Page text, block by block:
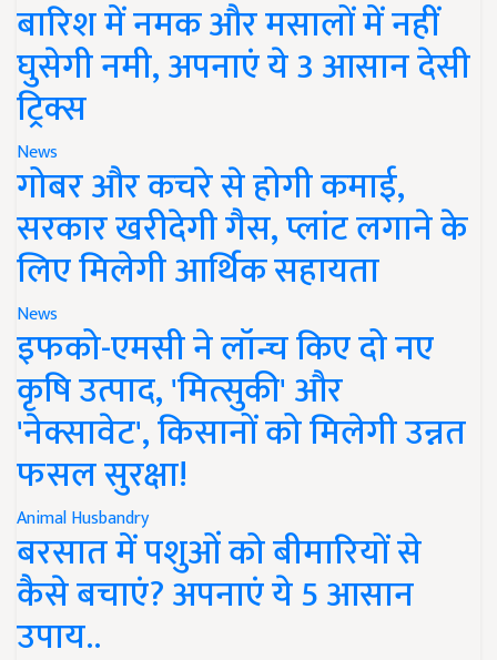
बारिश में नमक और मसालों में नहीं
घुसेगी नमी, अपनाएं ये 3 आसान देसी
ट्रिक्स
News
गोबर और कचरे से होगी कमाई,
सरकार खरीदेगी गैस, प्लांट लगाने के
लिए मिलेगी आर्थिक सहायता
News
इफको-एमसी ने लॉन्च किए दो नए
कृषि उत्पाद, 'मित्सुकी' और
'नेक्सावेट', किसानों को मिलेगी उन्नत
फसल सुरक्षा!
Animal Husbandry
बरसात में पशुओं को बीमारियों से
कैसे बचाएं? अपनाएं ये 5 आसान
उपाय..